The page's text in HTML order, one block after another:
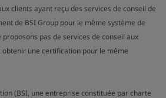
clients ayant reçu des services de conseil de
de BSI Group pour le même système de
pas de services de conseil aux
une certification pour le même
(BSI, une entreprise constituée par charte